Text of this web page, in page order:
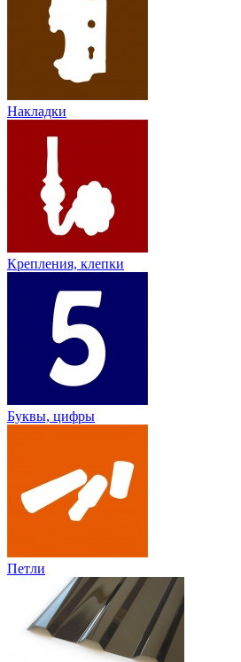
Накладки
Крепления, клепки
Буквы, цифры
Петли